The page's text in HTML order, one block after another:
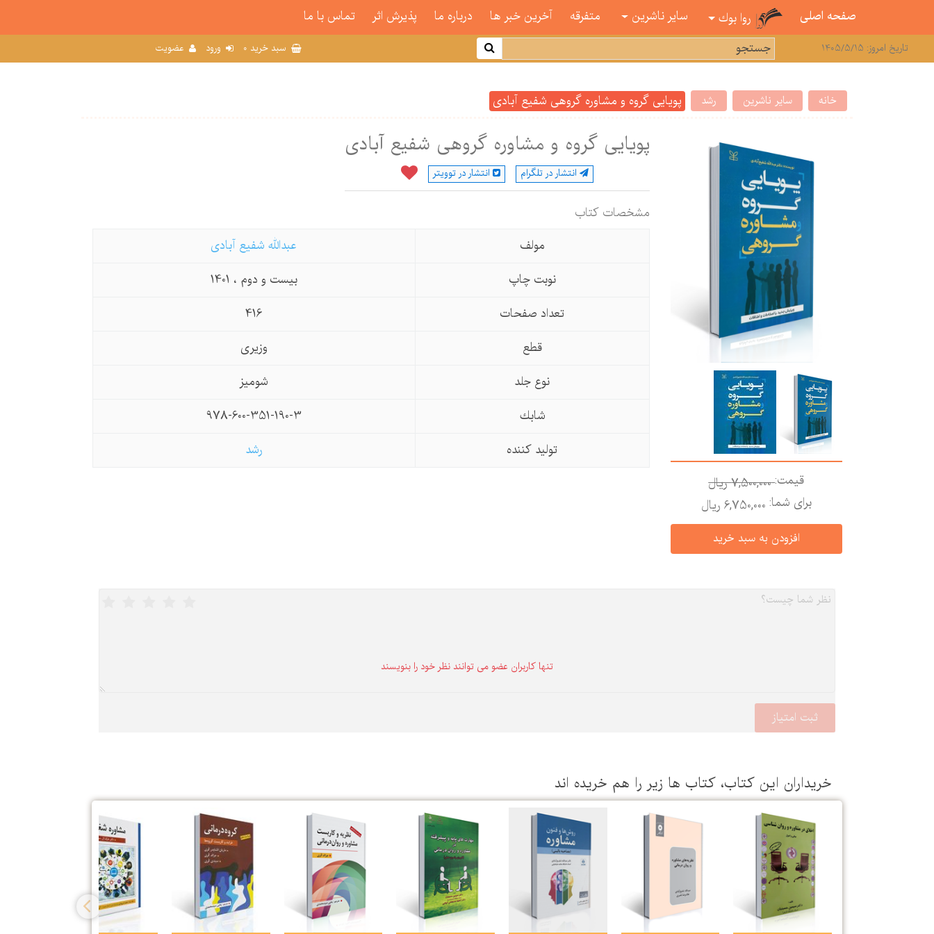
صفحه اصلی روا بوك سایر ناشرین متفرقه آخرین خبر ها درباره ما پذیرش اثر تماس با ما
تاریخ امروز: 1405/5/15 سبد خرید 0 ورود عضویت
خانه سایر ناشرین رشد پویایی گروه و مشاوره گروهی شفیع آبادی
قیمت:7,500,000 ريال
برای شما: 6,750,000 ريال
پویایی گروه و مشاوره گروهی شفیع آبادی
انتشار در تلگرام انتشار در توویتر
مشخصات كتاب
مولف
عبدالله شفیع آبادی
نوبت چاپ
بیست و دوم ، 1401
تعداد صفحات
416
قطع
وزیری
نوع جلد
شومیز
شابك
978-600-351-190-3
تولید كننده
رشد
تنها كاربران عضو می توانند نظر خود را بنویسند
خریداران این كتاب، كتاب ها زیر را هم خریده اند